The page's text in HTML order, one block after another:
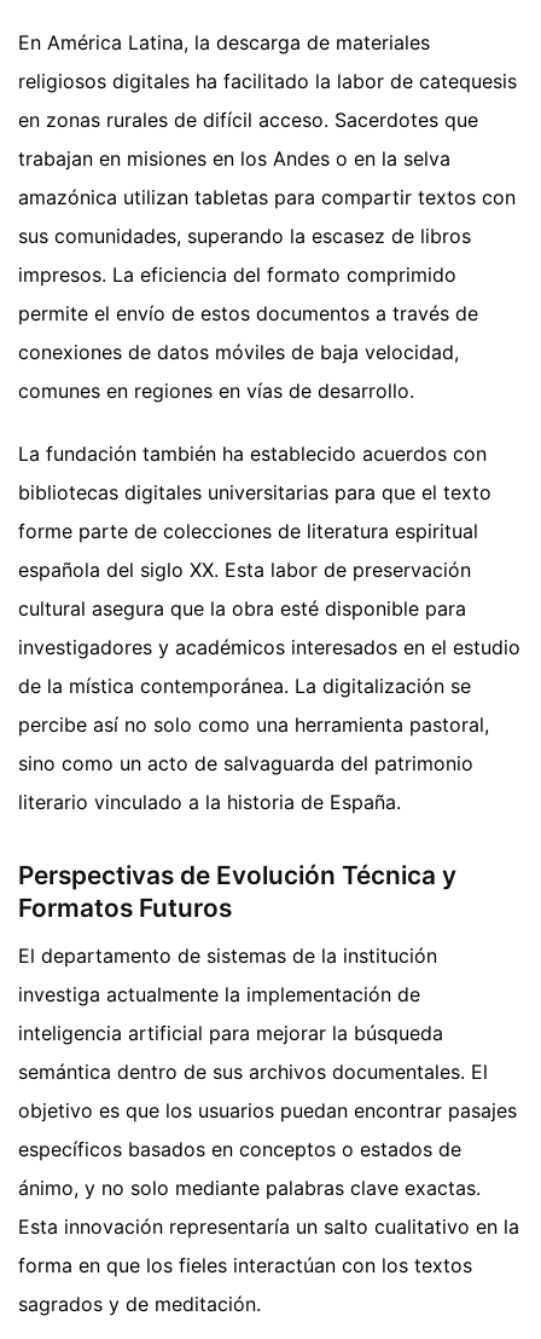
En América Latina, la descarga de materiales
religiosos digitales ha facilitado la labor de catequesis
en zonas rurales de difícil acceso. Sacerdotes que
trabajan en misiones en los Andes o en la selva
amazónica utilizan tabletas para compartir textos con
sus comunidades, superando la escasez de libros
impresos. La eficiencia del formato comprimido
permite el envío de estos documentos a través de
conexiones de datos móviles de baja velocidad,
comunes en regiones en vías de desarrollo.
La fundación también ha establecido acuerdos con
bibliotecas digitales universitarias para que el texto
forme parte de colecciones de literatura espiritual
española del siglo XX. Esta labor de preservación
cultural asegura que la obra esté disponible para
investigadores y académicos interesados en el estudio
de la mística contemporánea. La digitalización se
percibe así no solo como una herramienta pastoral,
sino como un acto de salvaguarda del patrimonio
literario vinculado a la historia de España.
Perspectivas de Evolución Técnica y
Formatos Futuros
El departamento de sistemas de la institución
investiga actualmente la implementación de
inteligencia artificial para mejorar la búsqueda
semántica dentro de sus archivos documentales. El
objetivo es que los usuarios puedan encontrar pasajes
específicos basados en conceptos o estados de
ánimo, y no solo mediante palabras clave exactas.
Esta innovación representaría un salto cualitativo en la
forma en que los fieles interactúan con los textos
sagrados y de meditación.